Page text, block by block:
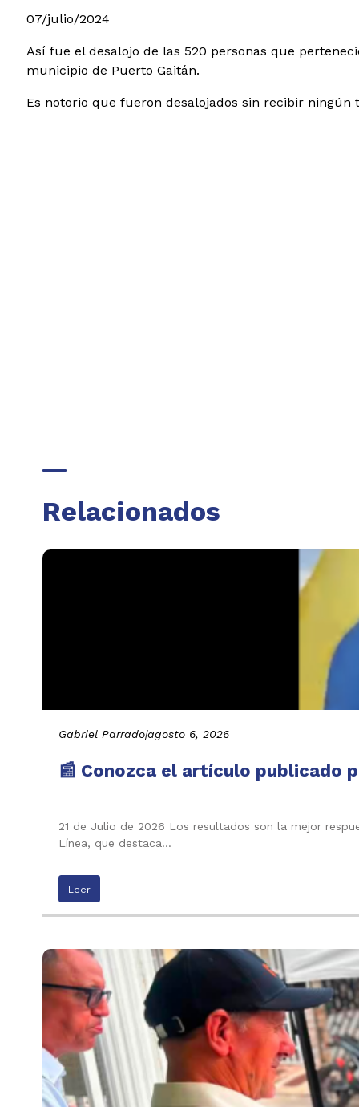
07/julio/2024
Así fue el desalojo de las 520 personas que
municipio de Puerto Gaitán.
Es notorio que fueron desalojados sin recibir
Relacionados
Gabriel Parrado|agosto 6, 2026
📰 Conozca el artículo publicado
21 de Julio de 2026 Los resultados son la mejor
Línea, que destaca…
Leer